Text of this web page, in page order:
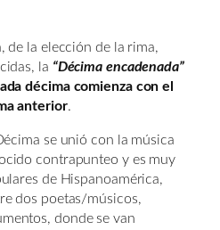
de la elección de la rima,
la “Décima encadenada”
décima comienza con el
anterior.
se unió con la música
contrapunteo y es muy
de Hispanoamérica,
dos poetas/músicos,
donde se van